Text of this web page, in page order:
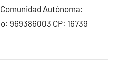
Autónoma:
969386003 CP: 16739